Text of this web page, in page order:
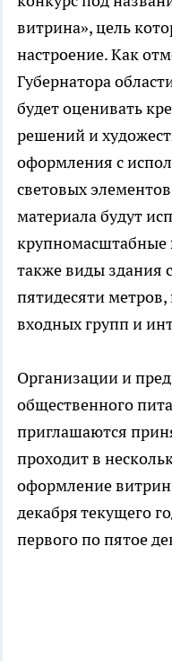
витрина», цель
настроение. Как
Губернатора
будет оценивать
решений и
оформления с
световых
материала будут
крупномасштабные
также виды здания
пятидесяти
входных групп и
Организации и
общественного
приглашаются
проходит в
оформление витрин
декабря текущего
первого по пятое